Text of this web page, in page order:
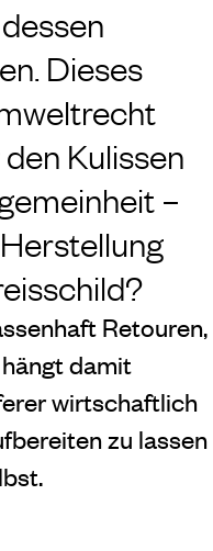
Dieses
Kulissen
–
Retouren,
damit
wirtschaftlich
zu lassen